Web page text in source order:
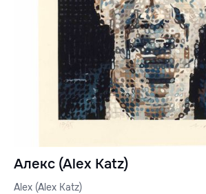
Алекс (Alex Katz)
Alex (Alex Katz)